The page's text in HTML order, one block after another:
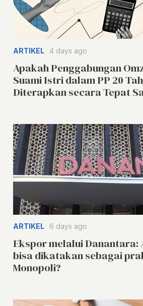
ARTIKEL 4 days ago
Apakah Penggabungan
Suami Istri dalam PP 20
Diterapkan secara Tepat
ARTIKEL 6 days ago
Ekspor melalui Danantara:
bisa dikatakan sebagai
Monopoli?